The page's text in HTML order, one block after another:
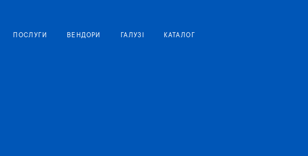
ПОСЛУГИ ВЕНДОРИ ГАЛУЗІ КАТАЛОГ